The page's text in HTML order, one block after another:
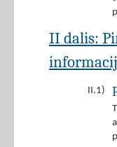
II dalis:
II.1)